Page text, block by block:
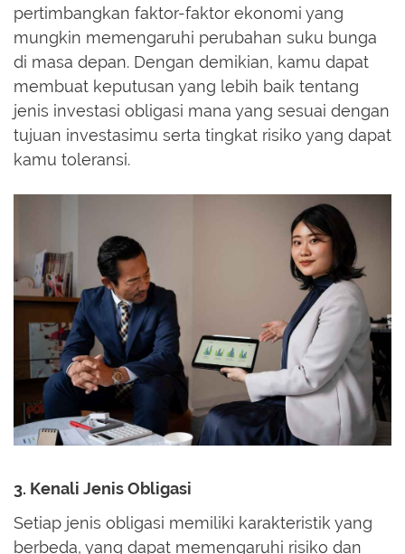
pertimbangkan faktor-faktor ekonomi yang
mungkin memengaruhi perubahan suku bunga
di masa depan. Dengan demikian, kamu dapat
membuat keputusan yang lebih baik tentang
jenis investasi obligasi mana yang sesuai dengan
tujuan investasimu serta tingkat risiko yang dapat
kamu toleransi.
3. Kenali Jenis Obligasi
Setiap jenis obligasi memiliki karakteristik yang
berbeda, yang dapat memengaruhi risiko dan